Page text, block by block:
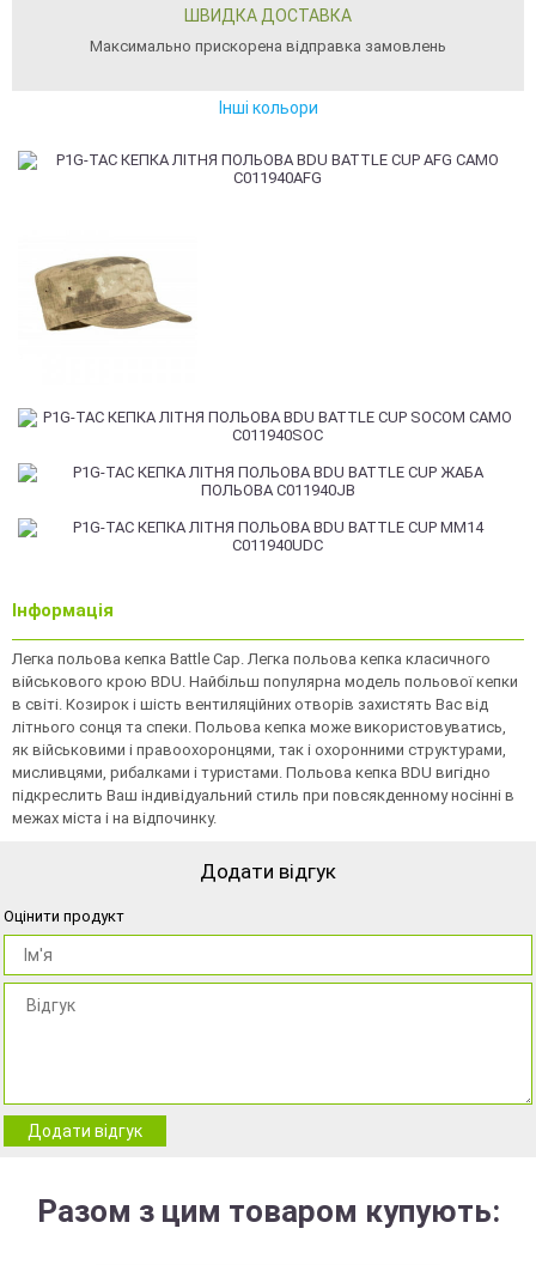
ШВИДКА ДОСТАВКА
Максимально прискорена відправка замовлень
Інші кольори
Інформація
Легка польова кепка Battle Cap. Легка польова кепка класичного
військового крою BDU. Найбільш популярна модель польової кепки
в світі. Козирок і шість вентиляційних отворів захистять Вас від
літнього сонця та спеки. Польова кепка може використовуватись,
як військовими і правоохоронцями, так і охоронними структурами,
мисливцями, рибалками і туристами. Польова кепка BDU вигідно
підкреслить Ваш індивідуальний стиль при повсякденному носінні в
межах міста і на відпочинку.
Додати відгук
Оцінити продукт
Додати відгук
Разом з цим товаром купують: